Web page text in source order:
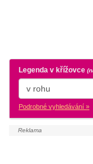
Legenda v křížovce
Podrobné vyhledávání »